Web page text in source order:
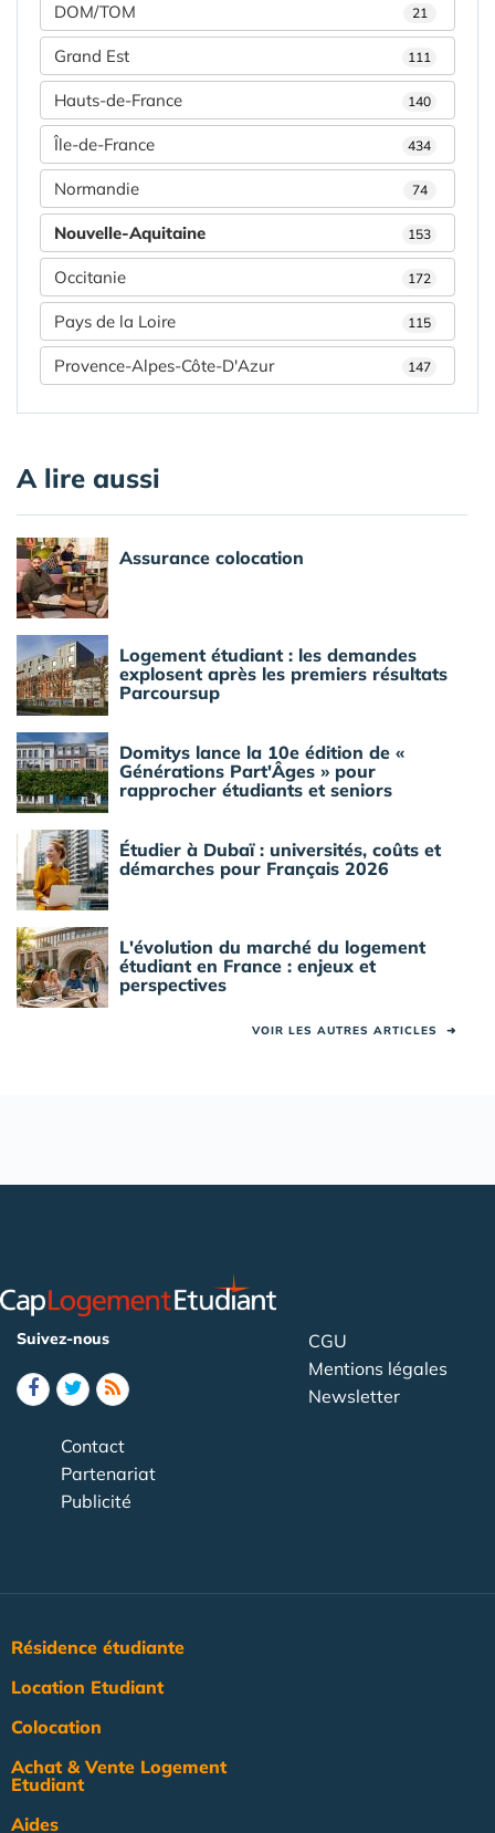
DOM/TOM 21
Grand Est 111
Hauts-de-France 140
Île-de-France 434
Normandie 74
Nouvelle-Aquitaine 153
Occitanie 172
Pays de la Loire 115
Provence-Alpes-Côte-D'Azur 147
A lire aussi
Assurance colocation
Logement étudiant : les demandes
explosent après les premiers résultats
Parcoursup
Domitys lance la 10e édition de «
Générations Part'Âges » pour
rapprocher étudiants et seniors
Étudier à Dubaï : universités, coûts et
démarches pour Français 2026
L'évolution du marché du logement
étudiant en France : enjeux et
perspectives
VOIR LES AUTRES ARTICLES ➜
Suivez-nous
CGU
Mentions légales
Newsletter
Contact
Partenariat
Publicité
Résidence étudiante
Location Etudiant
Colocation
Achat & Vente Logement
Etudiant
Aides